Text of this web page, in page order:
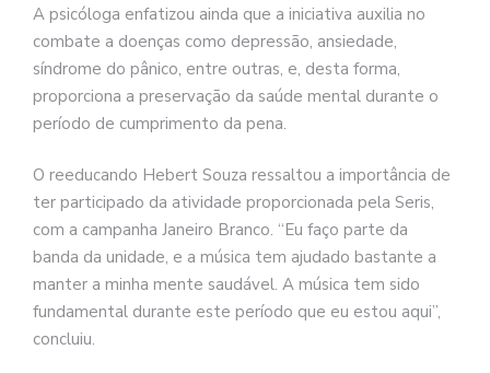
A psicóloga enfatizou ainda que a iniciativa auxilia no
combate a doenças como depressão, ansiedade,
síndrome do pânico, entre outras, e, desta forma,
proporciona a preservação da saúde mental durante o
período de cumprimento da pena.
O reeducando Hebert Souza ressaltou a importância de
ter participado da atividade proporcionada pela Seris,
com a campanha Janeiro Branco. “Eu faço parte da
banda da unidade, e a música tem ajudado bastante a
manter a minha mente saudável. A música tem sido
fundamental durante este período que eu estou aqui”,
concluiu.